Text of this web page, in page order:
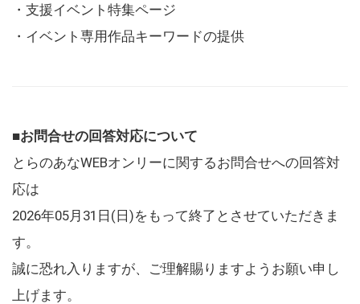
・支援イベント特集ページ
・イベント専用作品キーワードの提供
■お問合せの回答対応について
とらのあなWEBオンリーに関するお問合せへの回答対
応は
2026年05月31日(日)をもって終了とさせていただきま
す。
誠に恐れ入りますが、ご理解賜りますようお願い申し
上げます。